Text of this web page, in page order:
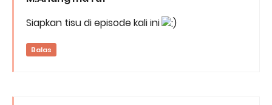
Siapkan tisu di episode kali ini
Balas